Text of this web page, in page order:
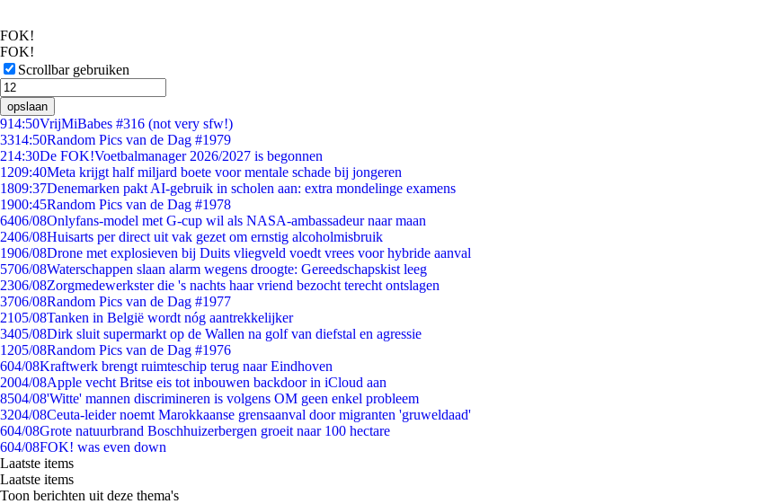
FOK!
FOK!
Scrollbar gebruiken
opslaan
914:50VrijMiBabes #316 (not very sfw!)
3314:50Random Pics van de Dag #1979
214:30De FOK!Voetbalmanager 2026/2027 is begonnen
1209:40Meta krijgt half miljard boete voor mentale schade bij jongeren
1809:37Denemarken pakt AI-gebruik in scholen aan: extra mondelinge examens
1900:45Random Pics van de Dag #1978
6406/08Onlyfans-model met G-cup wil als NASA-ambassadeur naar maan
2406/08Huisarts per direct uit vak gezet om ernstig alcoholmisbruik
1906/08Drone met explosieven bij Duits vliegveld voedt vrees voor hybride aanval
5706/08Waterschappen slaan alarm wegens droogte: Gereedschapskist leeg
2306/08Zorgmedewerkster die 's nachts haar vriend bezocht terecht ontslagen
3706/08Random Pics van de Dag #1977
2105/08Tanken in België wordt nóg aantrekkelijker
3405/08Dirk sluit supermarkt op de Wallen na golf van diefstal en agressie
1205/08Random Pics van de Dag #1976
604/08Kraftwerk brengt ruimteschip terug naar Eindhoven
2004/08Apple vecht Britse eis tot inbouwen backdoor in iCloud aan
8504/08'Witte' mannen discrimineren is volgens OM geen enkel probleem
3204/08Ceuta-leider noemt Marokkaanse grensaanval door migranten 'gruweldaad'
604/08Grote natuurbrand Boschhuizerbergen groeit naar 100 hectare
604/08FOK! was even down
Laatste items
Laatste items
Toon berichten uit deze thema's